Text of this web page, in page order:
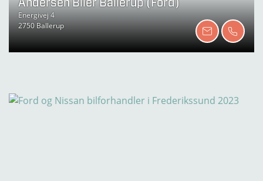
Andersen Biler Ballerup (Ford)
Energivej 4
2750 Ballerup